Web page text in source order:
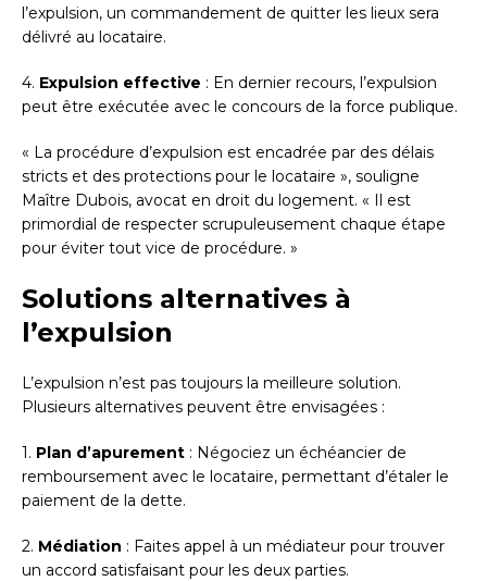
l’expulsion, un commandement de quitter les lieux sera
délivré au locataire.
4. Expulsion effective : En dernier recours, l’expulsion
peut être exécutée avec le concours de la force publique.
« La procédure d’expulsion est encadrée par des délais
stricts et des protections pour le locataire », souligne
Maître Dubois, avocat en droit du logement. « Il est
primordial de respecter scrupuleusement chaque étape
pour éviter tout vice de procédure. »
Solutions alternatives à
l’expulsion
L’expulsion n’est pas toujours la meilleure solution.
Plusieurs alternatives peuvent être envisagées :
1. Plan d’apurement : Négociez un échéancier de
remboursement avec le locataire, permettant d’étaler le
paiement de la dette.
2. Médiation : Faites appel à un médiateur pour trouver
un accord satisfaisant pour les deux parties.